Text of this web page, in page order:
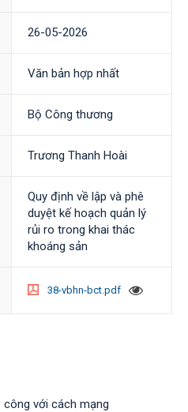
26-05-2026
Văn bản hợp nhất
Bộ Công thương
Trương Thanh Hoài
Quy định về lập và phê
duyệt kế hoạch quản lý
rủi ro trong khai thác
khoáng sản
38-vbhn-bct.pdf
công với cách mạng